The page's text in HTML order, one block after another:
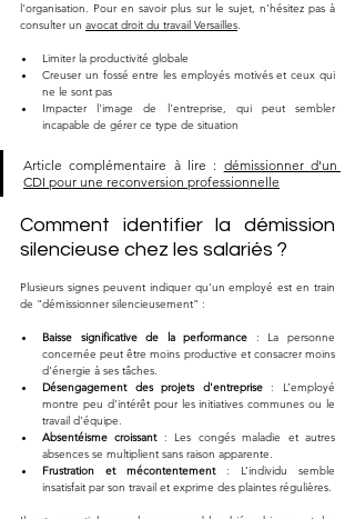
l'organisation. Pour en savoir plus sur le sujet, n'hésitez pas à
consulter un avocat droit du travail Versailles.
Limiter la productivité globale
Creuser un fossé entre les employés motivés et ceux qui
ne le sont pas
Impacter l'image de l'entreprise, qui peut sembler
incapable de gérer ce type de situation
Article complémentaire à lire : démissionner d'un
CDI pour une reconversion professionnelle
Comment identifier la démission
silencieuse chez les salariés ?
Plusieurs signes peuvent indiquer qu'un employé est en train
de "démissionner silencieusement" :
Baisse significative de la performance : La personne
concernée peut être moins productive et consacrer moins
d'énergie à ses tâches.
Désengagement des projets d'entreprise : L’employé
montre peu d'intérêt pour les initiatives communes ou le
travail d'équipe.
Absentéisme croissant : Les congés maladie et autres
absences se multiplient sans raison apparente.
Frustration et mécontentement : L’individu semble
insatisfait par son travail et exprime des plaintes régulières.